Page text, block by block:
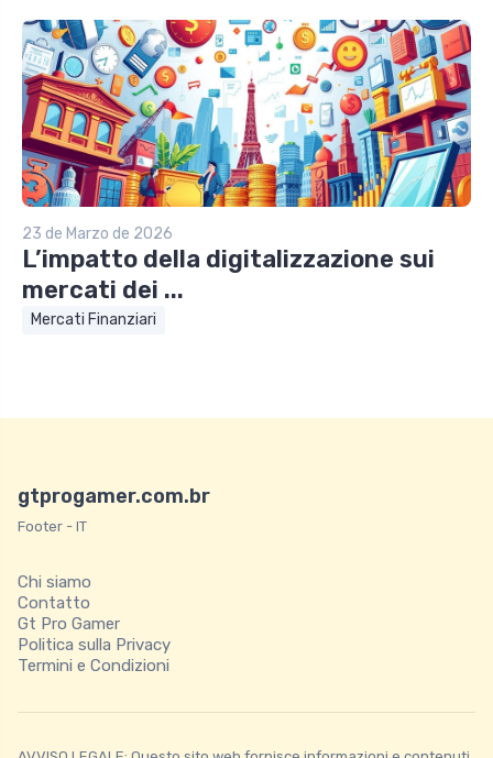
23 de Marzo de 2026
L’impatto della digitalizzazione sui
mercati dei ...
Mercati Finanziari
gtprogamer.com.br
Footer - IT
Chi siamo
Contatto
Gt Pro Gamer
Politica sulla Privacy
Termini e Condizioni